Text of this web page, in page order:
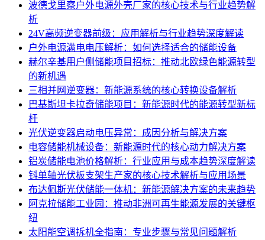
波德戈里察户外电源外壳厂家的核心技术与行业趋势解
析
24V高频逆变器前级：应用解析与行业趋势深度解读
户外电源满电电压解析：如何选择适合的储能设备
赫尔辛基用户侧储能项目招标：推动北欧绿色能源转型
的新机遇
三相并网逆变器：新能源系统的核心转换设备解析
巴基斯坦卡拉奇储能项目：新能源时代的能源转型新标
杆
光伏逆变器启动电压异常：成因分析与解决方案
电容储能机械设备：新能源时代的核心动力解决方案
铝炭储能电池价格解析：行业应用与成本趋势深度解读
钭单轴光伏板支架生产家的核心技术解析与应用场景
布达佩斯光伏储能一体机：新能源解决方案的未来趋势
阿克拉储能工业园：推动非洲可再生能源发展的关键枢
纽
太阳能空调拆机全指南：专业步骤与常见问题解析